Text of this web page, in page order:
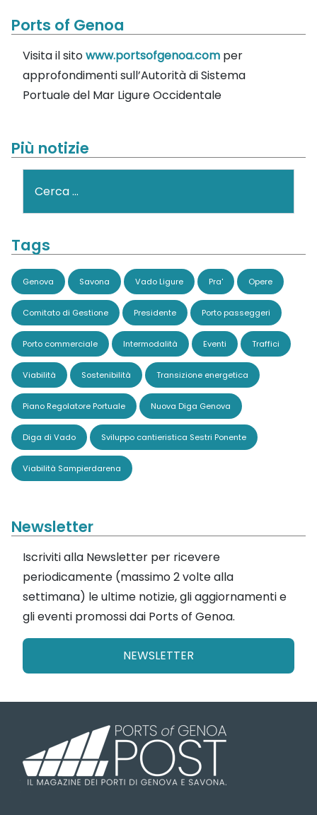
Ports of Genoa
Visita il sitowww.portsofgenoa.com per
approfondimenti sull’Autorità di Sistema
Portuale del Mar Ligure Occidentale
Più notizie
Tags
Genova Savona Vado Ligure Pra' Opere
Comitato di Gestione Presidente Porto passeggeri
Porto commerciale Intermodalità Eventi Traffici
Viabilità Sostenibilità Transizione energetica
Piano Regolatore Portuale Nuova Diga Genova
Diga di Vado Sviluppo cantieristica Sestri Ponente
Viabilità Sampierdarena
Newsletter
Iscriviti alla Newsletter per ricevere
periodicamente (massimo 2 volte alla
settimana) le ultime notizie, gli aggiornamenti e
gli eventi promossi dai Ports of Genoa.
NEWSLETTER